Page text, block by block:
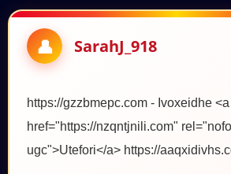
SarahJ_918
https://gzzbmepc.com - Ivoxeidhe <a
href="https://nzqntjnili.com"
ugc">Utefori</a> https://